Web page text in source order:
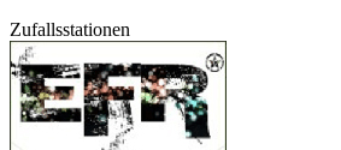
Zufallsstationen